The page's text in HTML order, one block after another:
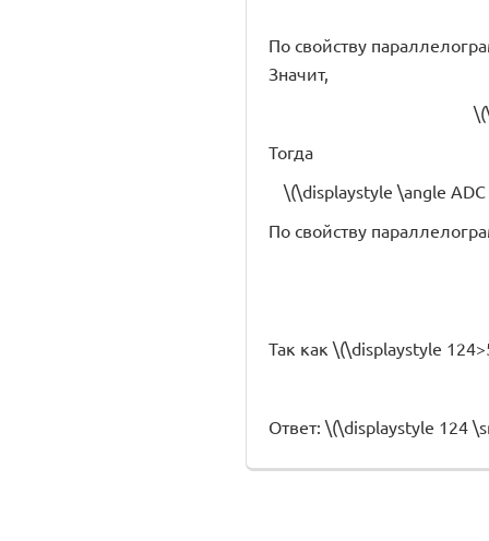
По свойству
Значит,
Тогда
\(\displaystyle \angle
По свойству
Так как \(\displaystyle
Ответ: \(\displaystyle 124